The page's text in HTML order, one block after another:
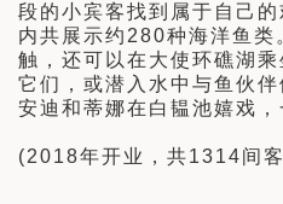
段的小宾客找到属于自己
内共展示约280种海洋鱼类
触，还可以在大使环礁湖
它们，或潜入水中与鱼伙
安迪和蒂娜在白韫池嬉戏，
(2018年开业，共1314间客